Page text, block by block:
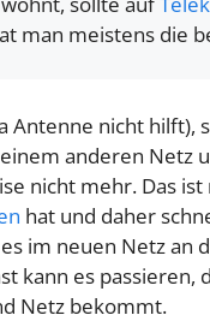
man meistens die
Antenne nicht hilft),
anderen Netz
nicht mehr. Das
hat und daher
im neuen Netz an
kann es passieren,
Netz bekommt.